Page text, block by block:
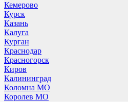
Кемерово
Курск
Казань
Калуга
Курган
Краснодар
Красногорск
Киров
Калининград
Коломна МО
Королев МО